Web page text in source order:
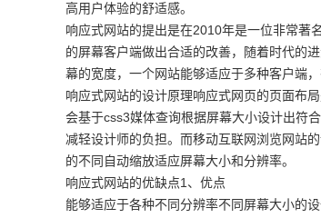
高用户体验的舒适感。
响应式网站的提出是在2010年是一位非常著
的屏幕客户端做出合适的改善，随着时代的
幕的宽度，一个网站能够适应于多种客户端
响应式网站的设计原理响应式网页的页面布
会基于css3媒体查询根据屏幕大小设计出符
减轻设计师的负担。而移动互联网浏览网站
的不同自动缩放适应屏幕大小和分辨率。
响应式网站的优缺点1、优点
能够适应于各种不同分辨率不同屏幕大小的